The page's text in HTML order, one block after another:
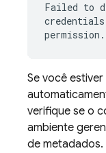
Failed to
Se você
verifique se o
ambiente
de